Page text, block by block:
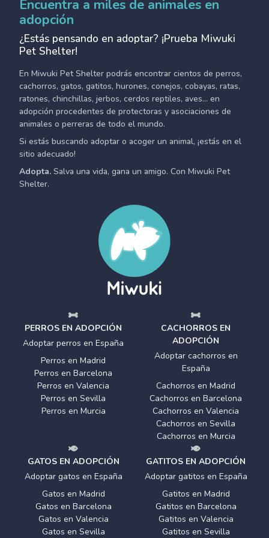
Encuentra a miles de animales en
adopción
¿Estás pensando en adoptar? ¡Prueba Miwuki
Pet Shelter!
En Miwuki Pet Shelter podrás encontrar cientos de perros,
cachorros, gatos, gatitos, hurones, conejos, cobayas, ratas,
ratones, chinchillas, jerbos, cerdos reptiles, aves... en
adopción procedentes de protectoras y asociaciones de
animales o perreras de todo el mundo.
Si estás buscando adoptar o acoger un animal, ¡estás en el
sitio adecuado!
Adopta. Salva una vida, gana un amigo. Con Miwuki Pet
Shelter.
PERROS EN ADOPCIÓN
Adoptar perros en España
Perros en Madrid
Perros en Barcelona
Perros en Valencia
Perros en Sevilla
Perros en Murcia
CACHORROS EN
ADOPCIÓN
Adoptar cachorros en
España
Cachorros en Madrid
Cachorros en Barcelona
Cachorros en Valencia
Cachorros en Sevilla
Cachorros en Murcia
GATOS EN ADOPCIÓN
Adoptar gatos en España
Gatos en Madrid
Gatos en Barcelona
Gatos en Valencia
Gatos en Sevilla
GATITOS EN ADOPCIÓN
Adoptar gatitos en España
Gatitos en Madrid
Gatitos en Barcelona
Gatitos en Valencia
Gatitos en Sevilla